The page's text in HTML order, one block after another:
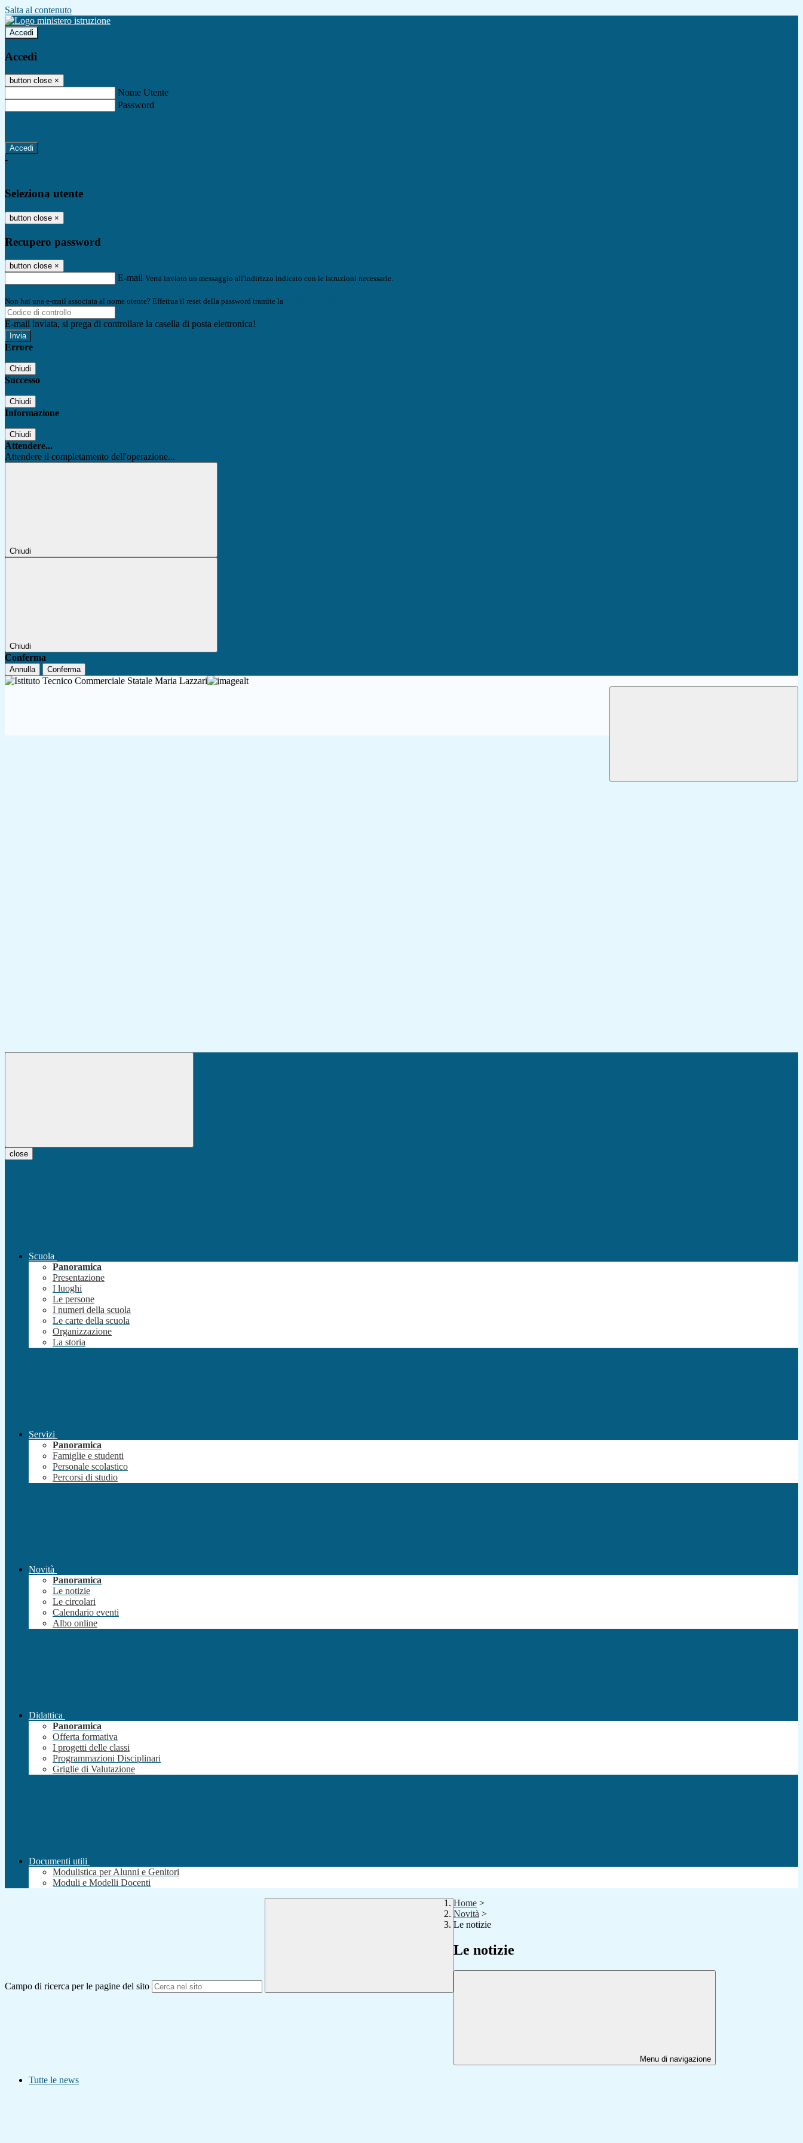
Salta al contenuto
Accedi
Accedi
button close ×
Nome Utente
Password
-
Seleziona utente
button close ×
Recupero password
button close ×
E-mail Verrà inviato un messaggio all'indirizzo indicato con le istruzioni necessarie.
Non hai una e-mail associata al nome utente? Effettua il reset della password tramite la
E-mail inviata, si prega di controllare la casella di posta elettronica!
Errore
Chiudi
Successo
Chiudi
Informazione
Chiudi
Attendere...
Attendere il completamento dell'operazione...
Chiudi
Chiudi
Conferma
Annulla Conferma
close
Scuola
Panoramica
Presentazione
I luoghi
Le persone
I numeri della scuola
Le carte della scuola
Organizzazione
La storia
Servizi
Panoramica
Famiglie e studenti
Personale scolastico
Percorsi di studio
Novità
Panoramica
Le notizie
Le circolari
Calendario eventi
Albo online
Didattica
Panoramica
Offerta formativa
I progetti delle classi
Programmazioni Disciplinari
Griglie di Valutazione
Documenti utili
Modulistica per Alunni e Genitori
Moduli e Modelli Docenti
Campo di ricerca per le pagine del sito
Home >
Novità >
Le notizie
Le notizie
Menu di navigazione
Tutte le news